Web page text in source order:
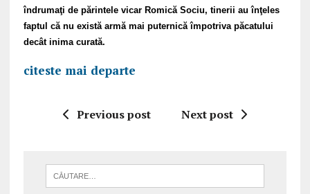
îndrumaţi de părintele vicar Romică Sociu, tinerii au înţeles
faptul că nu există armă mai puternică împotriva păcatului
decât inima curată.
citeste mai departe
Previous post Next post